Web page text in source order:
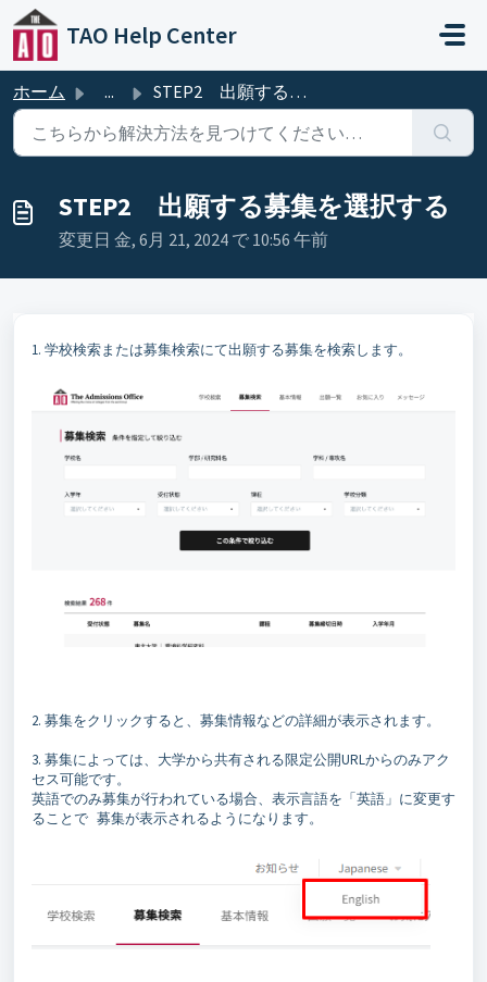
メインコンテンツに移動
TAO Help Center
ホーム ... STEP2 出願する募集を選択する
STEP2 出願する募集を選択する
変更日 金, 6月 21, 2024 で 10:56 午前
1. 学校検索または募集検索にて出願する募集を検索します。
2. 募集をクリックすると、募集情報などの詳細が表示されます。
3. 募集によっては、大学から共有される限定公開URLからのみアク
セス可能です。
英語でのみ募集が行われている場合、表示言語を「英語」に変更す
ることで 募集が表示されるようになります。